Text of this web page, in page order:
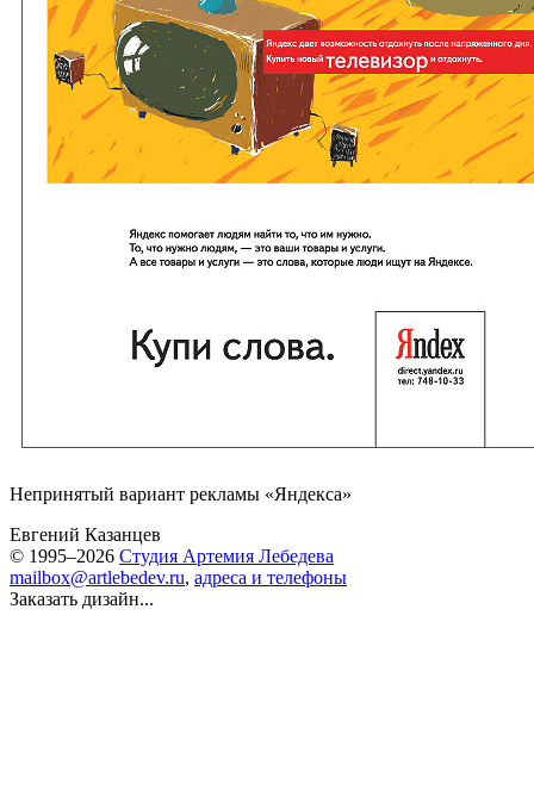
Непринятый вариант рекламы «Яндекса»
Евгений Казанцев
© 1995–2026 Студия Артемия Лебедева
mailbox@artlebedev.ru, адреса и телефоны
Заказать дизайн...